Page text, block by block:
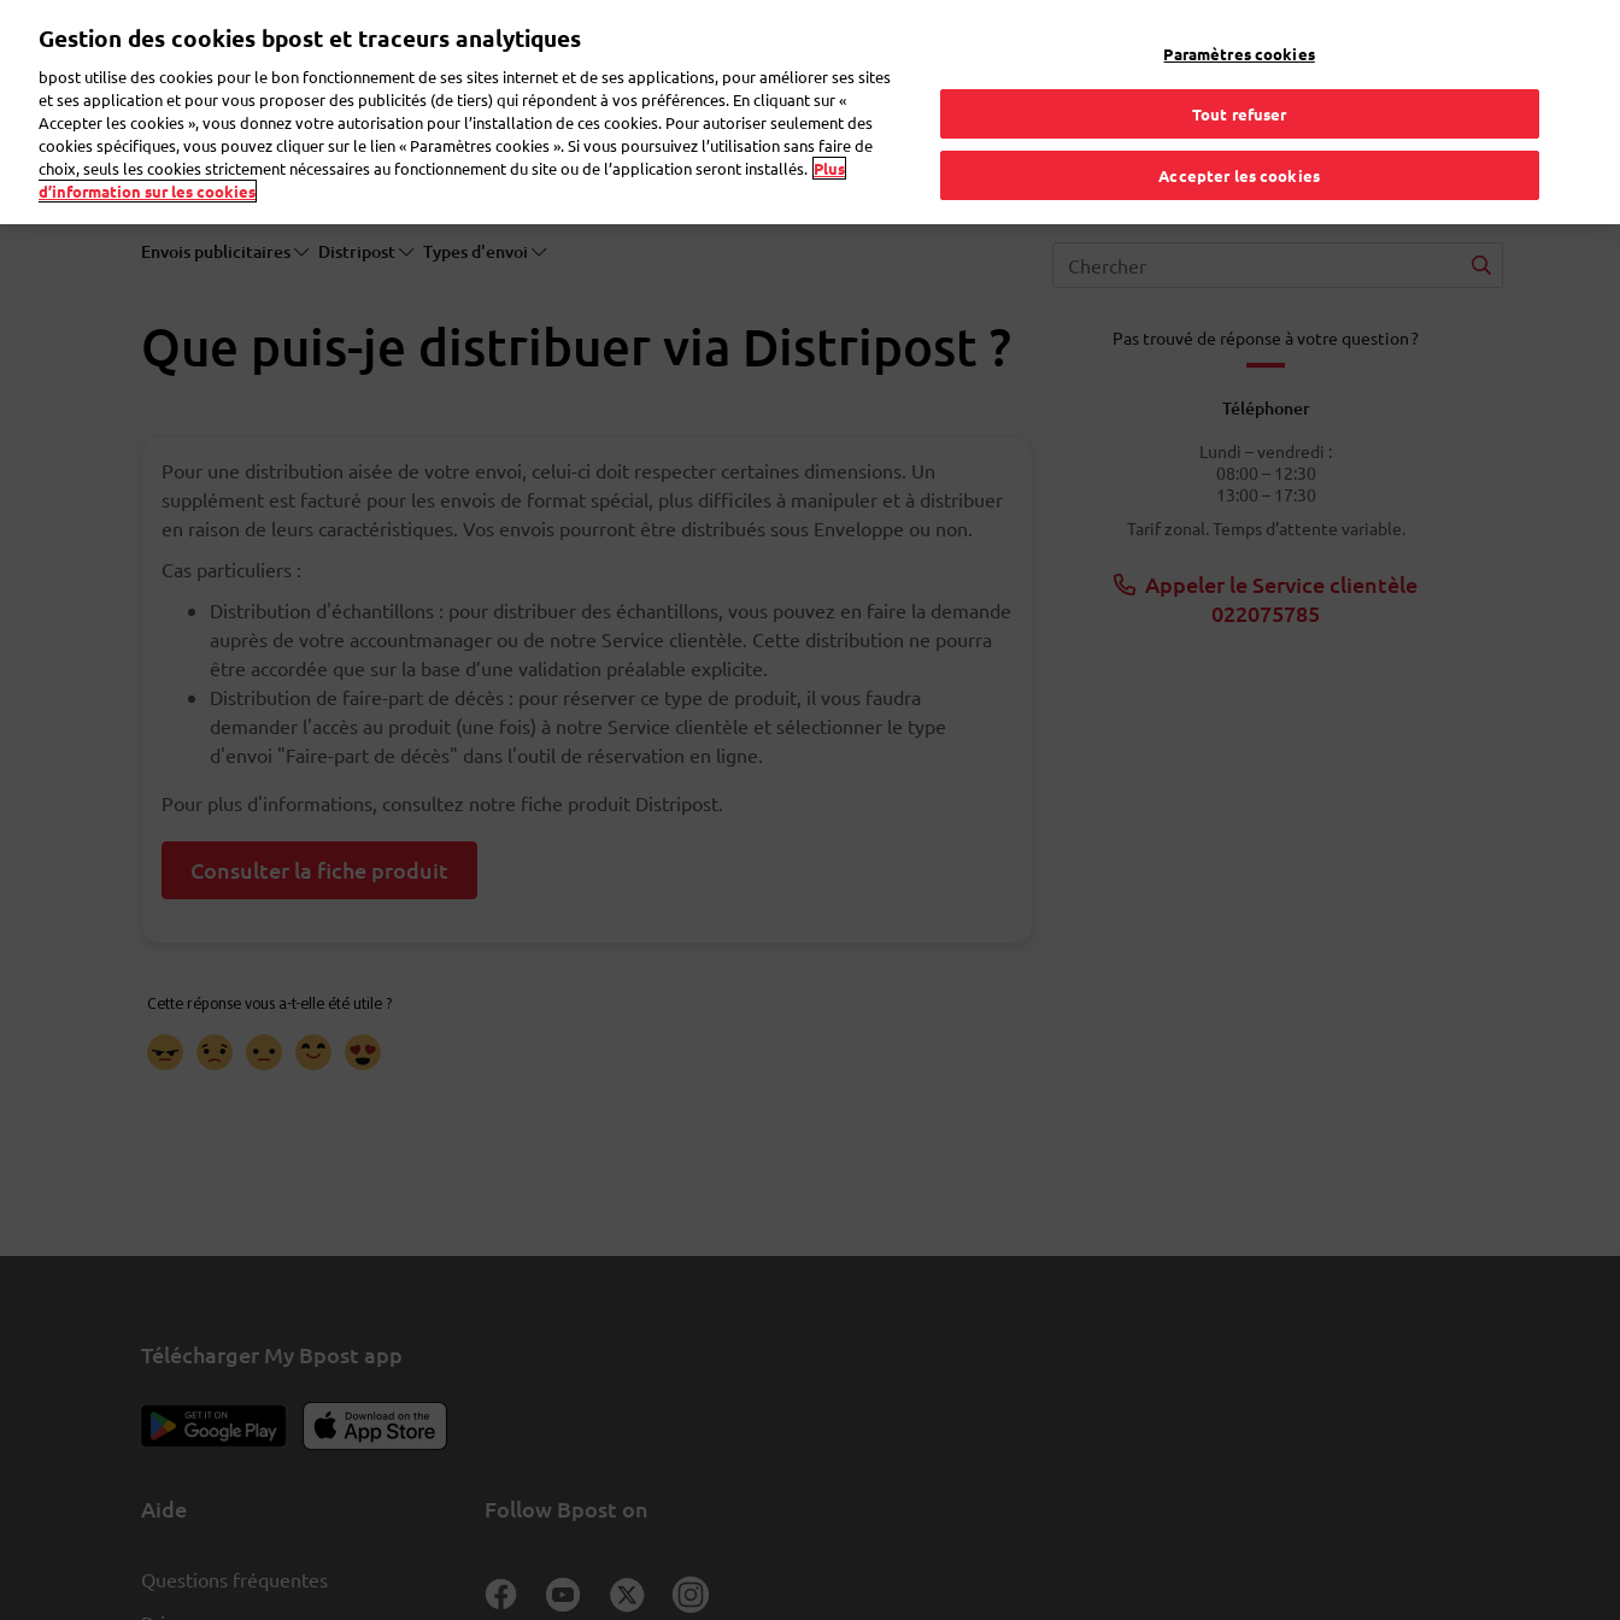
principal
Professionnel
Faire de la publicité Envoyer des colis Envoyer du courrier Recevoir du courrier Logistique FAQ eShop
Envois publicitaires Distripost Types d'envoi
Que puis-je distribuer via Distripost ?
Pour une distribution aisée de votre envoi, celui-ci doit respecter certaines dimensions. Un
supplément est facturé pour les envois de format spécial, plus difficiles à manipuler et à distribuer
en raison de leurs caractéristiques. Vos envois pourront être distribués sous Enveloppe ou non.
Cas particuliers :
Distribution d'échantillons : pour distribuer des échantillons, vous pouvez en faire la demande
auprès de votre accountmanager ou de notre Service clientèle. Cette distribution ne pourra
être accordée que sur la base d’une validation préalable explicite.
Distribution de faire-part de décès : pour réserver ce type de produit, il vous faudra
demander l'accès au produit (une fois) à notre Service clientèle et sélectionner le type
d'envoi "Faire-part de décès" dans l'outil de réservation en ligne.
Pour plus d'informations, consultez notre fiche produit Distripost.
Consulter la fiche produit
Pas trouvé de réponse à votre question ?
Téléphoner
Lundi – vendredi :
08:00 – 12:30
13:00 – 17:30
Tarif zonal. Temps d’attente variable.
Appeler le Service clientèle
022075785
Télécharger My Bpost app
Aide
Questions fréquentes
Follow Bpost on
Gestion des cookies bpost et traceurs analytiques
bpost utilise des cookies pour le bon fonctionnement de ses sites internet et de ses applications, pour améliorer ses sites
et ses application et pour vous proposer des publicités (de tiers) qui répondent à vos préférences. En cliquant sur «
Accepter les cookies », vous donnez votre autorisation pour l’installation de ces cookies. Pour autoriser seulement des
cookies spécifiques, vous pouvez cliquer sur le lien « Paramètres cookies ». Si vous poursuivez l’utilisation sans faire de
choix, seuls les cookies strictement nécessaires au fonctionnement du site ou de l’application seront installés. Plus
d’information sur les cookies
Paramètres cookies
Tout refuser
Accepter les cookies